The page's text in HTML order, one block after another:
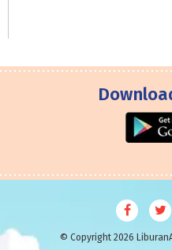
© Copyright 2026